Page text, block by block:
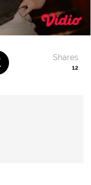
12
Shares